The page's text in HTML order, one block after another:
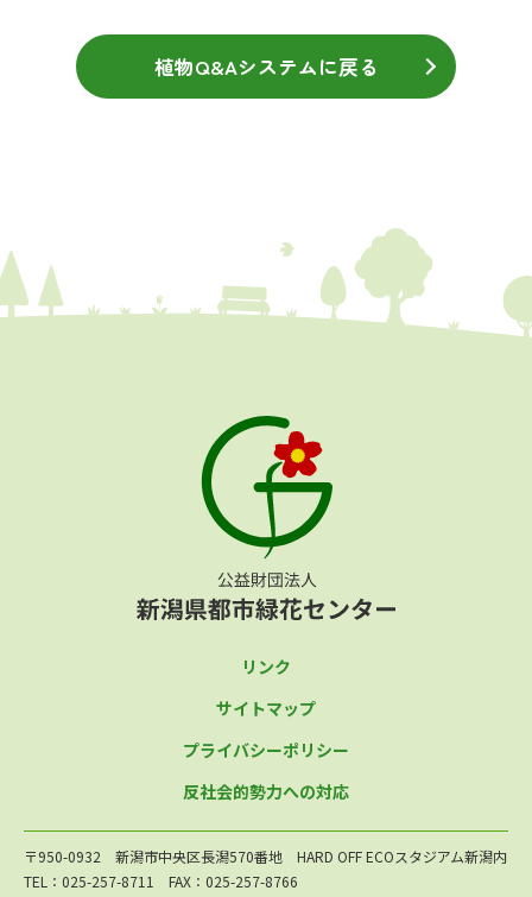
植物Q&Aシステムに戻る
リンク
サイトマップ
プライバシーポリシー
反社会的勢力への対応
〒950-0932 新潟市中央区長潟570番地 HARD OFF ECOスタジアム新潟内
TEL：025-257-8711 FAX：025-257-8766